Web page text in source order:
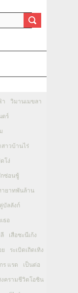
า วิมานเมขลา
ตร์
สาวบ้านไร่
โง่
กซ่อนชู้
ายาทพันล้าน
บัลลังก์
ธอ
เสือชะนีเก้ง
ระเบิดเถิดเทิง
ร แรด เป็นต่อ
งครามชีวิตโอชิน